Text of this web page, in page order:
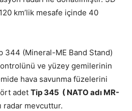
km’lik mesafe içinde 40
344 (Mineral-ME Band Stand)
ve yüzey gemilerinin
hava savunma füzelerini
adet Tip 345 ( NATO adı MR-
radar mevcuttur.